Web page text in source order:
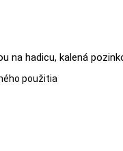
na hadicu, kalená
použitia